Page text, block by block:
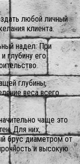
любой личный
клиента.
надел. При
глубину его
глубины,
веса всего
чаще это
Для них,
брус диаметром от
и высокую